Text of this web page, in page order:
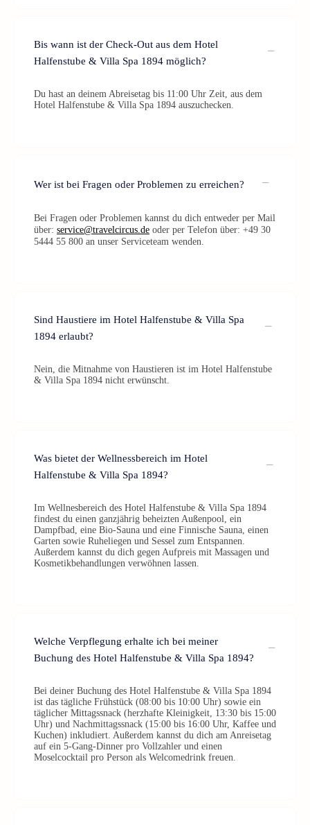
Bis wann ist der Check-Out aus dem Hotel
Halfenstube & Villa Spa 1894 möglich?
Du hast an deinem Abreisetag bis 11:00 Uhr Zeit, aus dem
Hotel Halfenstube & Villa Spa 1894 auszuchecken.
Wer ist bei Fragen oder Problemen zu erreichen?
Bei Fragen oder Problemen kannst du dich entweder per Mail
über: service@travelcircus.de oder per Telefon über: +49 30
5444 55 800 an unser Serviceteam wenden.
Sind Haustiere im Hotel Halfenstube & Villa Spa
1894 erlaubt?
Nein, die Mitnahme von Haustieren ist im Hotel Halfenstube
& Villa Spa 1894 nicht erwünscht.
Was bietet der Wellnessbereich im Hotel
Halfenstube & Villa Spa 1894?
Im Wellnesbereich des Hotel Halfenstube & Villa Spa 1894
findest du einen ganzjährig beheizten Außenpool, ein
Dampfbad, eine Bio-Sauna und eine Finnische Sauna, einen
Garten sowie Ruheliegen und Sessel zum Entspannen.
Außerdem kannst du dich gegen Aufpreis mit Massagen und
Kosmetikbehandlungen verwöhnen lassen.
Welche Verpflegung erhalte ich bei meiner
Buchung des Hotel Halfenstube & Villa Spa 1894?
Bei deiner Buchung des Hotel Halfenstube & Villa Spa 1894
ist das tägliche Frühstück (08:00 bis 10:00 Uhr) sowie ein
täglicher Mittagssnack (herzhafte Kleinigkeit, 13:30 bis 15:00
Uhr) und Nachmittagssnack (15:00 bis 16:00 Uhr, Kaffee und
Kuchen) inkludiert. Außerdem kannst du dich am Anreisetag
auf ein 5-Gang-Dinner pro Vollzahler und einen
Moselcocktail pro Person als Welcomedrink freuen.